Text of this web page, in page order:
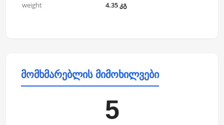
weight
4.35 კგ
მომხმარებლის მიმოხილვები
5